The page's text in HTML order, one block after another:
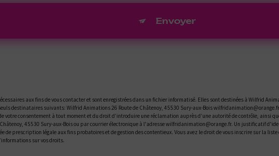
Envoyer
aux fins de vous contacter et sont enregistrées dans un fichier informatisé. Elles sont destinées à Wilfrid
destinataires suivants: Wilfrid Animations 26 Route de Châtenoy, 45530 Sury-aux-Bois
consentement à tout moment et du droit d’introduire une réclamation auprès d’une autorité de contrôle, ainsi
45530 Sury-aux-Bois ou par courrier électronique à l'adresse wilfridanimation@orange.fr. Un justificatif
de prescription légale aux fins probatoires et de gestion des contentieux. Vous avez le droit de vous inscrire sur la
sur vos droits.